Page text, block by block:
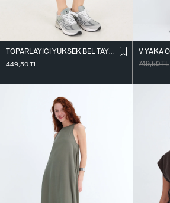
TOPARLAYICI YÜKSEK BEL TAYT TYT4000-R11
449,50TL
749,50TL